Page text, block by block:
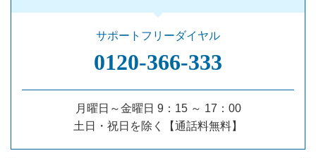
サポートフリーダイヤル
0120‐366‐333
月曜日～金曜日 9：15 ～ 17：00
土日・祝日を除く【通話料無料】